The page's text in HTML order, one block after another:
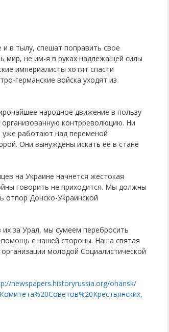
в тылу, спешат поправить свое
мир, не им-я в руках надлежащей силы
империалисты хотят спасти
германские войска уходят из
народное движение в пользу
контрреволюцию. Ни
уже работают над переменой
Они вынуждены искать ее в стане
на Украине начнется жестокая
говорить не приходится. Мы должны
отпор Донско-Украинской
за Урал, мы сумеем перебросить
помощь с нашей стороны. Наша святая
молодой Социалистической
newspapers.historyrussia.org/ohansk/